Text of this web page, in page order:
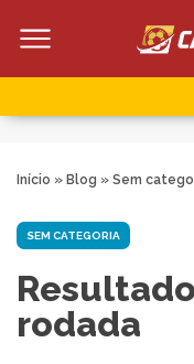
Início » Blog » Sem
SEM CATEGORIA
rodada